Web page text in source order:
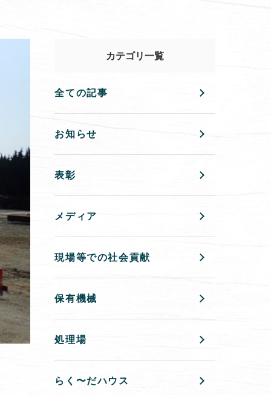
カテゴリ一覧
全ての記事
お知らせ
表彰
メディア
現場等での社会貢献
保有機械
処理場
らく〜だハウス